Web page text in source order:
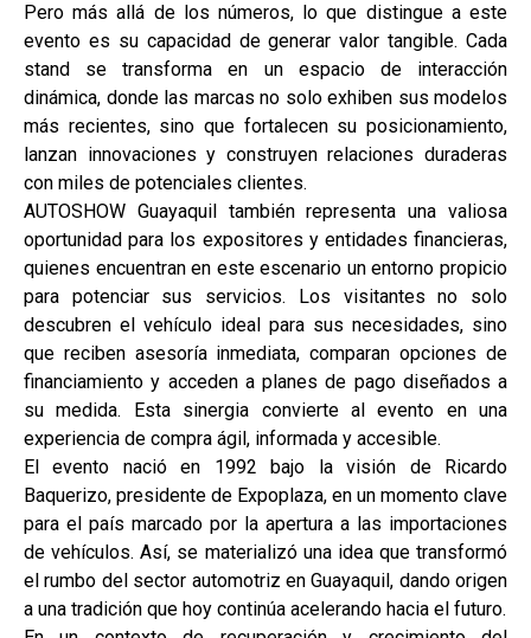
Pero más allá de los números, lo que distingue a este
evento es su capacidad de generar valor tangible. Cada
stand se transforma en un espacio de interacción
dinámica, donde las marcas no solo exhiben sus modelos
más recientes, sino que fortalecen su posicionamiento,
lanzan innovaciones y construyen relaciones duraderas
con miles de potenciales clientes.
AUTOSHOW Guayaquil también representa una valiosa
oportunidad para los expositores y entidades financieras,
quienes encuentran en este escenario un entorno propicio
para potenciar sus servicios. Los visitantes no solo
descubren el vehículo ideal para sus necesidades, sino
que reciben asesoría inmediata, comparan opciones de
financiamiento y acceden a planes de pago diseñados a
su medida. Esta sinergia convierte al evento en una
experiencia de compra ágil, informada y accesible.
El evento nació en 1992 bajo la visión de Ricardo
Baquerizo, presidente de Expoplaza, en un momento clave
para el país marcado por la apertura a las importaciones
de vehículos. Así, se materializó una idea que transformó
el rumbo del sector automotriz en Guayaquil, dando origen
a una tradición que hoy continúa acelerando hacia el futuro.